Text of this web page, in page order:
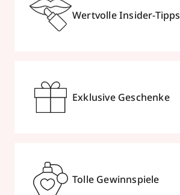
Wertvolle Insider-Tipps
Exklusive Geschenke
Tolle Gewinnspiele